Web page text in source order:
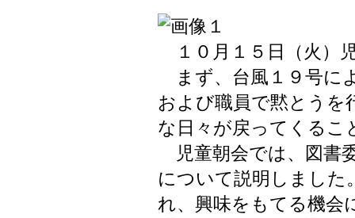
１０月１５日（火）
まず、台風１９号に
および職員で黙とうを
な日々が戻ってくるこ
児童朝会では、図書
について説明しました
れ、興味をもてる機会